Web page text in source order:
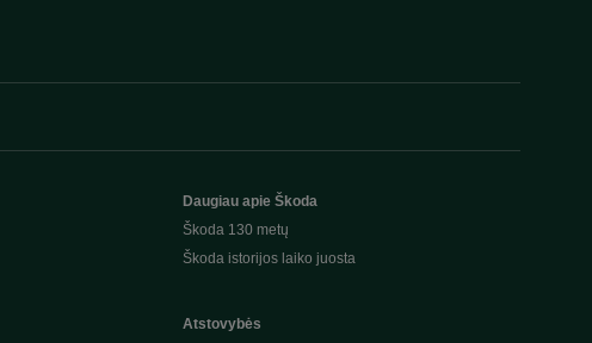
Daugiau apie Škoda
Škoda 130 metų
Škoda istorijos laiko juosta
Atstovybės